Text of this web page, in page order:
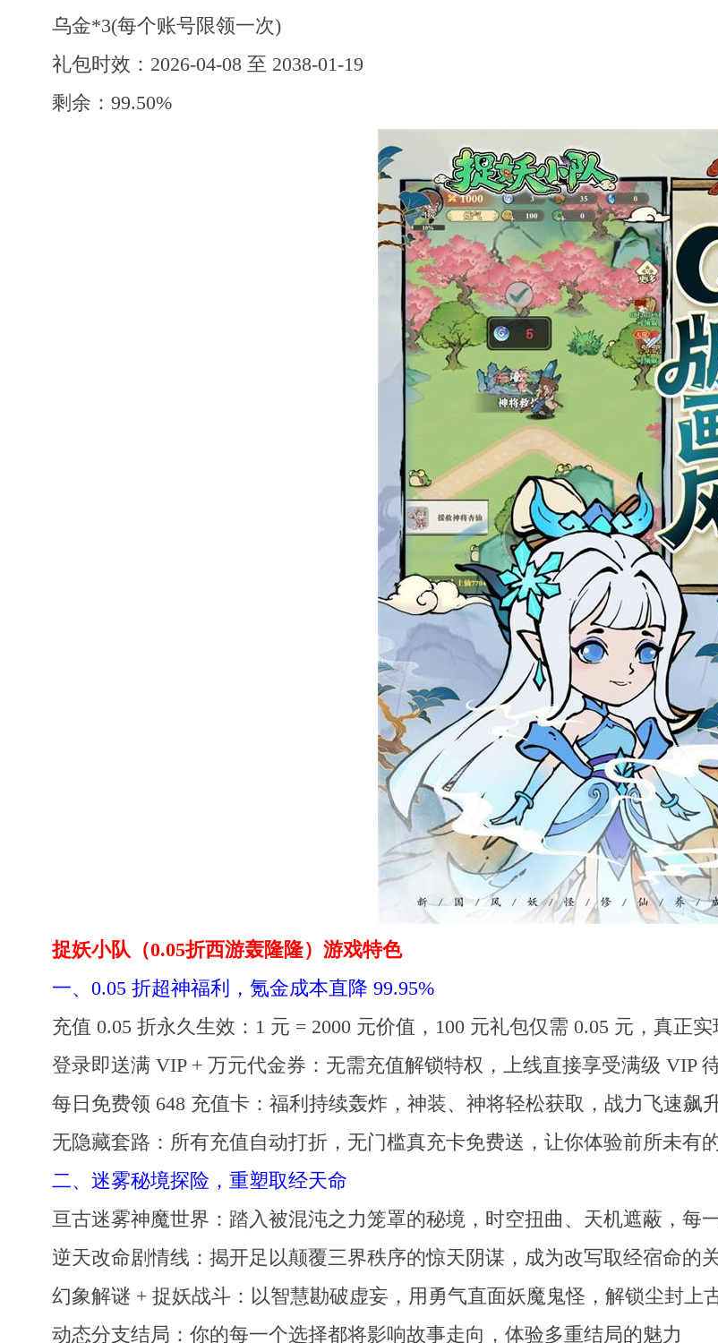
乌金*3(每个账号限领一次)
礼包时效：2026-04-08 至 2038-01-19
剩余：99.50%
捉妖小队（0.05折西游轰隆隆）游戏特色
一、0.05 折超神福利，氪金成本直降 99.95%
充值 0.05 折永久生效：1 元 = 2000 元价值，100 元礼包仅需 0.05 元，真正
登录即送满 VIP + 万元代金券：无需充值解锁特权，上线直接享受满级 VIP
每日免费领 648 充值卡：福利持续轰炸，神装、神将轻松获取，战力飞速飙
无隐藏套路：所有充值自动打折，无门槛真充卡免费送，让你体验前所未有
二、迷雾秘境探险，重塑取经天命
亘古迷雾神魔世界：踏入被混沌之力笼罩的秘境，时空扭曲、天机遮蔽，每
逆天改命剧情线：揭开足以颠覆三界秩序的惊天阴谋，成为改写取经宿命的
幻象解谜 + 捉妖战斗：以智慧勘破虚妄，用勇气直面妖魔鬼怪，解锁尘封上
动态分支结局：你的每一个选择都将影响故事走向，体验多重结局的魅力